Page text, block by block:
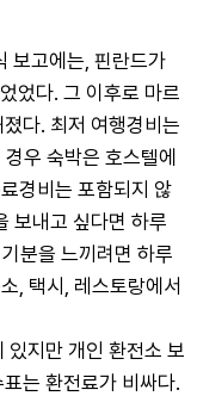
보고에는, 핀란드가
었다. 그 이후로 마르
다. 최저 여행경비는
우 숙박은 호스텔에
경비는 포함되지 않
보내고 싶다면 하루
분을 느끼려면 하루
, 택시, 레스토랑에서
있지만 개인 환전소 보
는 환전료가 비싸다.